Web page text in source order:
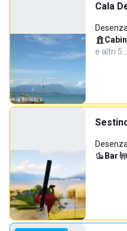
Cala
e altri 5…
Bar·